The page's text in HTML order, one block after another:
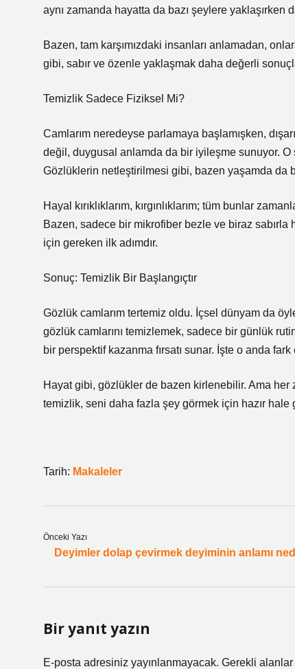
aynı zamanda hayatta da bazı şeylere
Bazen, tam karşımızdaki insanları anlamadan,
gibi, sabır ve özenle yaklaşmak daha değerli
Temizlik Sadece Fiziksel Mi?
Camlarım neredeyse parlamaya başlamışken,
değil, duygusal anlamda da bir iyileşme sunuyor.
Gözlüklerin netleştirilmesi gibi, bazen yaşamda da
Hayal kırıklıklarım, kırgınlıklarım; tüm bunlar
Bazen, sadece bir mikrofiber bezle ve biraz
için gereken ilk adımdır.
Sonuç: Temizlik Bir Başlangıçtır
Gözlük camlarım tertemiz oldu. İçsel dünyam da
gözlük camlarını temizlemek, sadece bir günlük
bir perspektif kazanma fırsatı sunar. İşte o anda
Hayat gibi, gözlükler de bazen kirlenebilir. Ama
temizlik, seni daha fazla şey görmek için hazır hale
Tarih: Makaleler
Önceki Yazı
Deyimler dolap çevirmek deyiminin anlamı
Bir yanıt yazın
E-posta adresiniz yayınlanmayacak. Gerekli alanlar